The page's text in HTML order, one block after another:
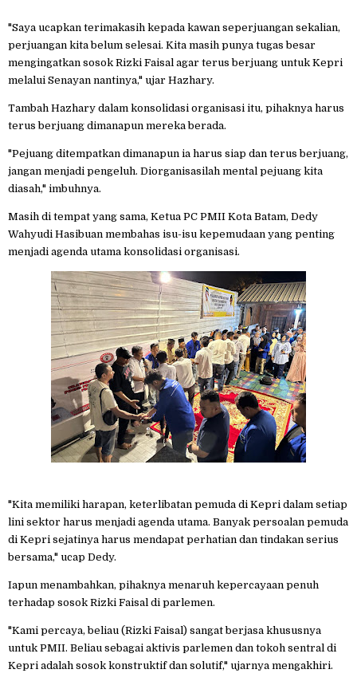
"Saya ucapkan terimakasih kepada kawan seperjuangan sekalian,
perjuangan kita belum selesai. Kita masih punya tugas besar
mengingatkan sosok Rizki Faisal agar terus berjuang untuk Kepri
melalui Senayan nantinya," ujar Hazhary.
Tambah Hazhary dalam konsolidasi organisasi itu, pihaknya harus
terus berjuang dimanapun mereka berada.
"Pejuang ditempatkan dimanapun ia harus siap dan terus berjuang,
jangan menjadi pengeluh. Diorganisasilah mental pejuang kita
diasah," imbuhnya.
Masih di tempat yang sama, Ketua PC PMII Kota Batam, Dedy
Wahyudi Hasibuan membahas isu-isu kepemudaan yang penting
menjadi agenda utama konsolidasi organisasi.
"Kita memiliki harapan, keterlibatan pemuda di Kepri dalam setiap
lini sektor harus menjadi agenda utama. Banyak persoalan pemuda
di Kepri sejatinya harus mendapat perhatian dan tindakan serius
bersama," ucap Dedy.
Iapun menambahkan, pihaknya menaruh kepercayaan penuh
terhadap sosok Rizki Faisal di parlemen.
"Kami percaya, beliau (Rizki Faisal) sangat berjasa khususnya
untuk PMII. Beliau sebagai aktivis parlemen dan tokoh sentral di
Kepri adalah sosok konstruktif dan solutif," ujarnya mengakhiri.